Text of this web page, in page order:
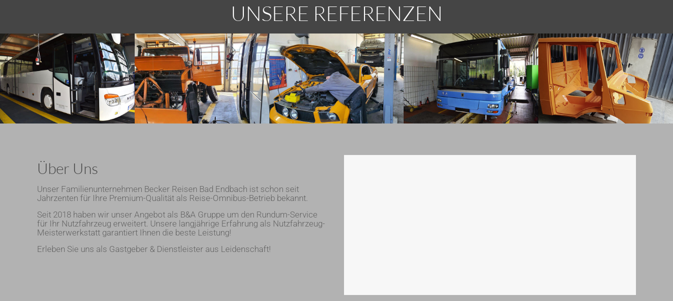
UNSERE REFERENZEN
Über Uns
Unser Familienunternehmen Becker Reisen Bad Endbach ist schon seit
Jahrzenten für Ihre Premium-Qualität als Reise-Omnibus-Betrieb bekannt.
Seit 2018 haben wir unser Angebot als B&A Gruppe um den Rundum-Service
für Ihr Nutzfahrzeug erweitert. Unsere langjährige Erfahrung als Nutzfahrzeug-
Meisterwerkstatt garantiert Ihnen die beste Leistung!
Erleben Sie uns als Gastgeber & Dienstleister aus Leidenschaft!